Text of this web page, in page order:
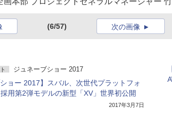
(6/57) 次の画像
ジュネーブショー 2017
ショー 2017】スバル、次世代プラットフォ
用第2弾モデルの新型「XV」世界初公開
2017年3月7日